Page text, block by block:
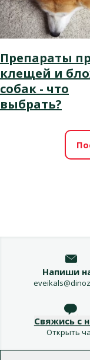
Препараты
клещей и
собак - что
выбрать?
Напиши
Свяжись с
Открыть